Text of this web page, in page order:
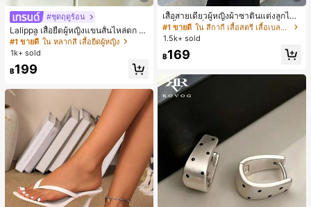
#ชุดฤดูร้อน
Lalippa เสื้อยืดผู้หญิงแขนสั้นไหล่ตก ค
อวีปกเสื้อ ลายพิมพ์ดิจิทัลลายทาง สไตล์
สปอร์ตแฟชั่นมินิมอล ของขวัญสำหรับเ
พื่อน
#1 ขายดี ใน หลากสี เสื้อยืดผู้หญิง
1k+ sold
฿199
เสื้อสายเดี่ยวผู้หญิงผ้าซาตินแต่งลูกไม้
- เสื้อสายเดี่ยวฤดูร้อนสีคากีมีรอยผ่าด้า
นข้างที่น่าดึงดูดแบบสบายๆ
#1 ขายดี
ใน สีกากี เสื้อสตรี เสื้อเบลาส์ & Tee
ลูกค้ากลับมาซื้อซ้ำ!
#1 ขายดี
ใน สีกากี เสื้อสตรี เสื้อเบลาส์ & Tee
ลูกค้ากลับมาซื้อซ้ำ!
#1 ขายดี
ใน สีกากี เสื้อสตรี เสื้อเบลาส์ & Tee
ลูกค้ากลับมาซื้อซ้ำ!
#1 ขายดี
ใน สีกากี เสื้อสตรี เสื้อเบลาส์ & Tee
1.5k+ sold
฿169